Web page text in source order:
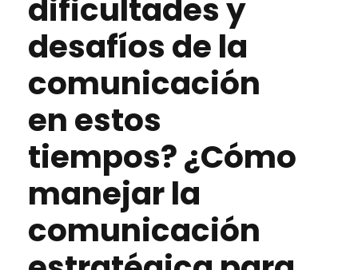
dificultades y
desafíos de la
comunicación
en estos
tiempos? ¿Cómo
manejar la
comunicación